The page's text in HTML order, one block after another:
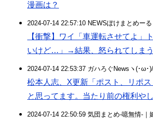
漫画は？
2024-07-14 22:57:10 NEWSぽけまとめーる
【衝撃】ワイ「車運転させてよ」
いけど…」→結果、怒られてしま
2024-07-14 22:53:37 ガハろぐNewsヽ(･ω･
松本人志、X更新「ポスト、リポス
と思ってます。当たり前の権利やし
2024-07-14 22:50:59 気団まとめ-噫無情-｜